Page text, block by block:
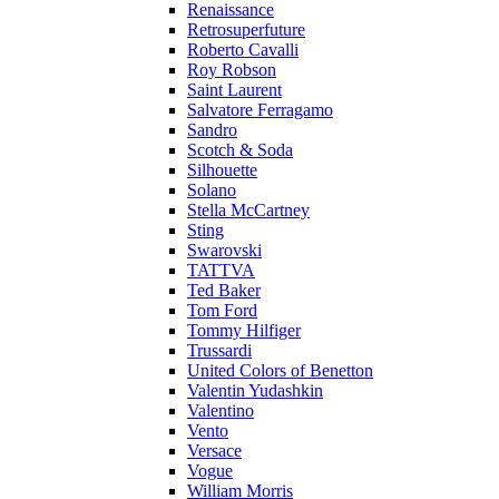
Renaissance
Retrosuperfuture
Roberto Cavalli
Roy Robson
Saint Laurent
Salvatore Ferragamo
Sandro
Scotch & Soda
Silhouette
Solano
Stella McCartney
Sting
Swarovski
TATTVA
Ted Baker
Tom Ford
Tommy Hilfiger
Trussardi
United Colors of Benetton
Valentin Yudashkin
Valentino
Vento
Versace
Vogue
William Morris